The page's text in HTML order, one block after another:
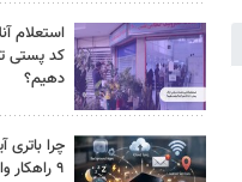
استعلام
کد پستی
دهیم؟
چرا
۹ راهکار واقعی